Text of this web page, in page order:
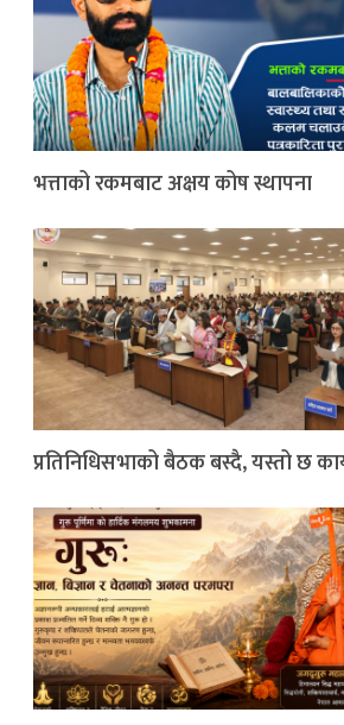
भत्ताको रकमबाट अक्षय कोष स्थापना
प्रतिनिधिसभाको बैठक बस्दै, यस्तो छ